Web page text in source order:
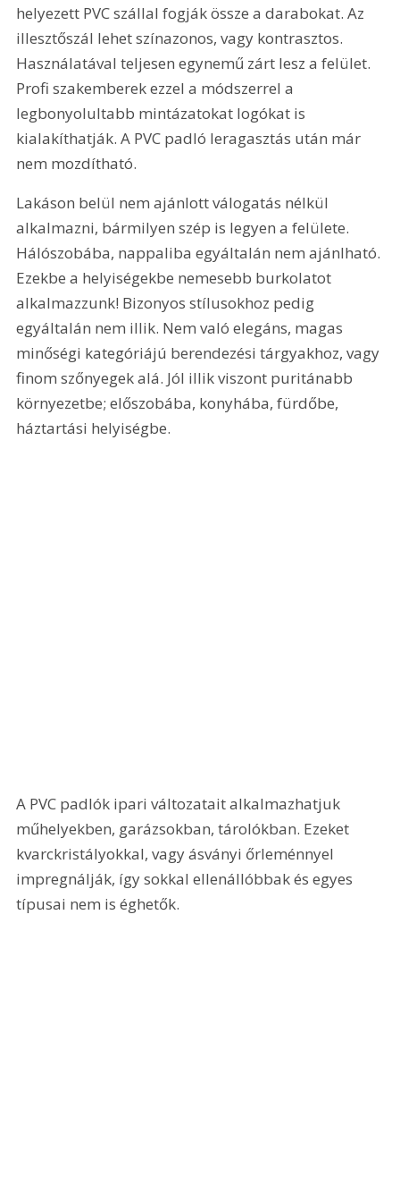
helyezett PVC szállal fogják össze a darabokat. Az
illesztőszál lehet színazonos, vagy kontrasztos.
Használatával teljesen egynemű zárt lesz a felület.
Profi szakemberek ezzel a módszerrel a
legbonyolultabb mintázatokat logókat is
kialakíthatják. A PVC padló leragasztás után már
nem mozdítható.
Lakáson belül nem ajánlott válogatás nélkül
alkalmazni, bármilyen szép is legyen a felülete.
Hálószobába, nappaliba egyáltalán nem ajánlható.
Ezekbe a helyiségekbe nemesebb burkolatot
alkalmazzunk! Bizonyos stílusokhoz pedig
egyáltalán nem illik. Nem való elegáns, magas
minőségi kategóriájú berendezési tárgyakhoz, vagy
finom szőnyegek alá. Jól illik viszont puritánabb
környezetbe; előszobába, konyhába, fürdőbe,
háztartási helyiségbe.
A PVC padlók ipari változatait alkalmazhatjuk
műhelyekben, garázsokban, tárolókban. Ezeket
kvarckristályokkal, vagy ásványi őrleménnyel
impregnálják, így sokkal ellenállóbbak és egyes
típusai nem is éghetők.